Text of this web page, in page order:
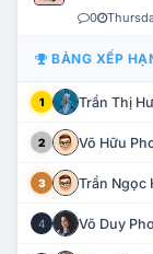
0
BẢNG XẾP
1 Trần Thị
2 Võ Hữu
3 Trần Ngọc
4 Võ Duy